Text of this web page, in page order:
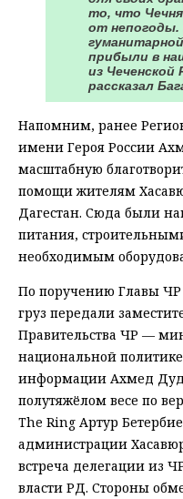
то, что
от непогоды.
прибыли в
из Чеченской
рассказал
Напомним, ранее
имени Героя России
масштабную
помощи жителям
Дагестан. Сюда были
питания,
необходимым
По поручению Главы
груз передали
Правительства ЧР —
национальной
информации Ахмед
полутяжёлом весе по
The Ring Артур
администрации
встреча делегации из
власти РД. Стороны